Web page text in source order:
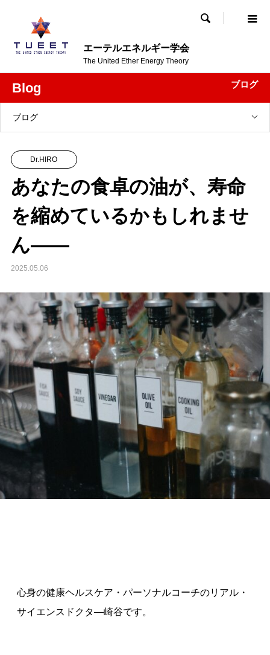
エーテルエネルギー学会
The United Ether Energy Theory

Blog ブログ
ブログ
Dr.HIRO
あなたの食卓の油が、寿命
を縮めているかもしれませ
ん――
2025.05.06
心身の健康ヘルスケア・パーソナルコーチのリアル・
サイエンスドクタ—崎谷です。